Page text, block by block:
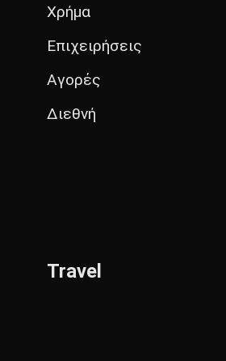
Χρήμα
Επιχειρήσεις
Αγορές
Διεθνή
Travel